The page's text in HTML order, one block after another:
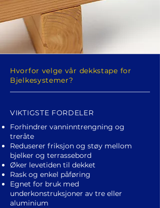
Hvorfor velge vår dekkstape for
Bjelkesystemer?
VIKTIGSTE FORDELER
Forhindrer vanninntrengning og
treråte
Reduserer friksjon og støy mellom
bjelker og terrassebord
Øker levetiden til dekket
Rask og enkel påføring
Egnet for bruk med
underkonstruksjoner av tre eller
aluminium